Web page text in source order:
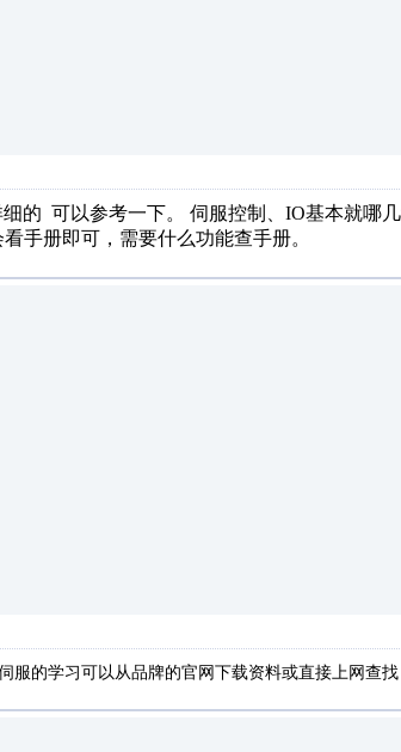
的 可以参考一下。 伺服控制、IO基本就哪
手册即可，需要什么功能查手册。
服的学习可以从品牌的官网下载资料或直接上网查找